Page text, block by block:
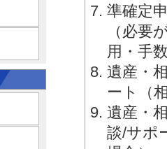
準確定
（必要
用・手
遺産・
ート（
遺産・
談/サポ